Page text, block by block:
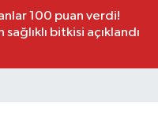
100 puan verdi!
sağlıklı bitkisi açıklandı